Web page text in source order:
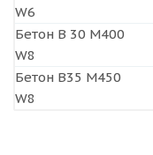
W6
Бетон B 30 М400
W8
Бетон В35 М450
W8